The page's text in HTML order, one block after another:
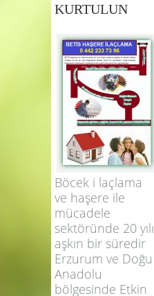
10.03.2016 Devamı
BETİS İLE
BÖCEKLERDEN
KURTULUN
Böcek i laçlama
ve haşere ile
mücadele
sektöründe 20 yılı